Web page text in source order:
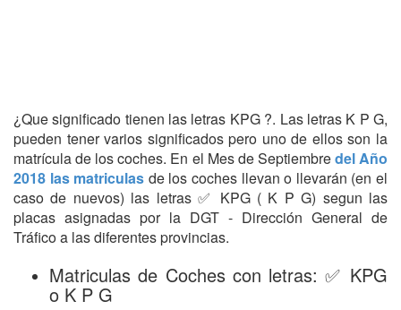
¿Que significado tienen las letras KPG ?. Las letras K P G,
pueden tener varios significados pero uno de ellos son la
matrícula de los coches. En el Mes de Septiembredel Año
2018 las matriculas de los coches llevan o llevarán (en el
caso de nuevos) las letras ✅ KPG ( K P G) segun las
placas asignadas por la DGT - Dirección General de
Tráfico a las diferentes provincias.
Matriculas de Coches con letras: ✅ KPG
o K P G